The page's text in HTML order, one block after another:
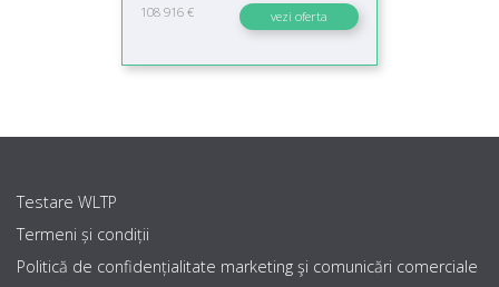
108 916 € vezi oferta
Testare WLTP
Termeni și condiții
Politică de confidențialitate marketing şi comunicări comerciale